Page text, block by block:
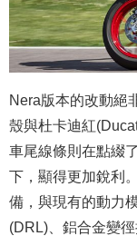
Nera版本的改動絕
殼與杜卡迪紅
車尾線條則在點綴
下，顯得更加銳利
備，與現有的動力
(DRL)、鋁合金變